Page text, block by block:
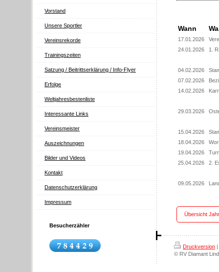
Vorstand
Unsere Sportler
Vereinsrekorde
Trainingszeiten
Satzung / Beitrittserklärung / Info-Flyer
Erfolge
Weltjahresbestenliste
Interessante Links
Vereinsmeister
Auszeichnungen
Bilder und Videos
Kontakt
Datenschutzerklärung
Impressum
Besucherzähler
Wann
17.01.2026
24.01.2026
1.
04.02.2026
07.02.2026
14.02.2026
29.03.2026
15.04.2026
18.04.2026
19.04.2026
25.04.2026
2.
09.05.2026
Übersicht
Druckversion |
© RV Diamant